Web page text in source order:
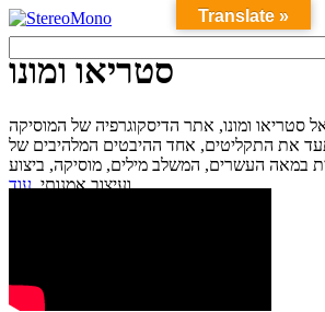
סטריאו ומונו
סטריאו ומונו, אתר הדיסקוגרפיה של המוסיקה
את התקליטים, אחד ההיבטים המלהיבים של
במאה העשרים, המשלב מילים, מוסיקה, ביצוע
ועיצוב אמנותי.עוד...
Translate »